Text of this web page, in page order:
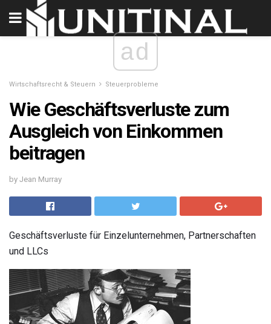
ad
Wirtschaftsrecht & Steuern Steuerprobleme
Wie Geschäftsverluste zum
Ausgleich von Einkommen
beitragen
by Jean Murray
Geschäftsverluste für Einzelunternehmen, Partnerschaften
und LLCs